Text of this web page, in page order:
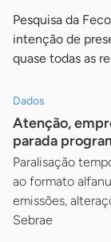
Pesquisa da
intenção de
quase todas as
Dados
Atenção,
parada
Paralisação
ao formato
emissões,
Sebrae